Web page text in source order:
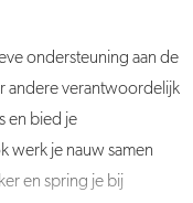
ondersteuning aan de
andere verantwoordelijk
en bied je
werk je nauw samen
en spring je bij